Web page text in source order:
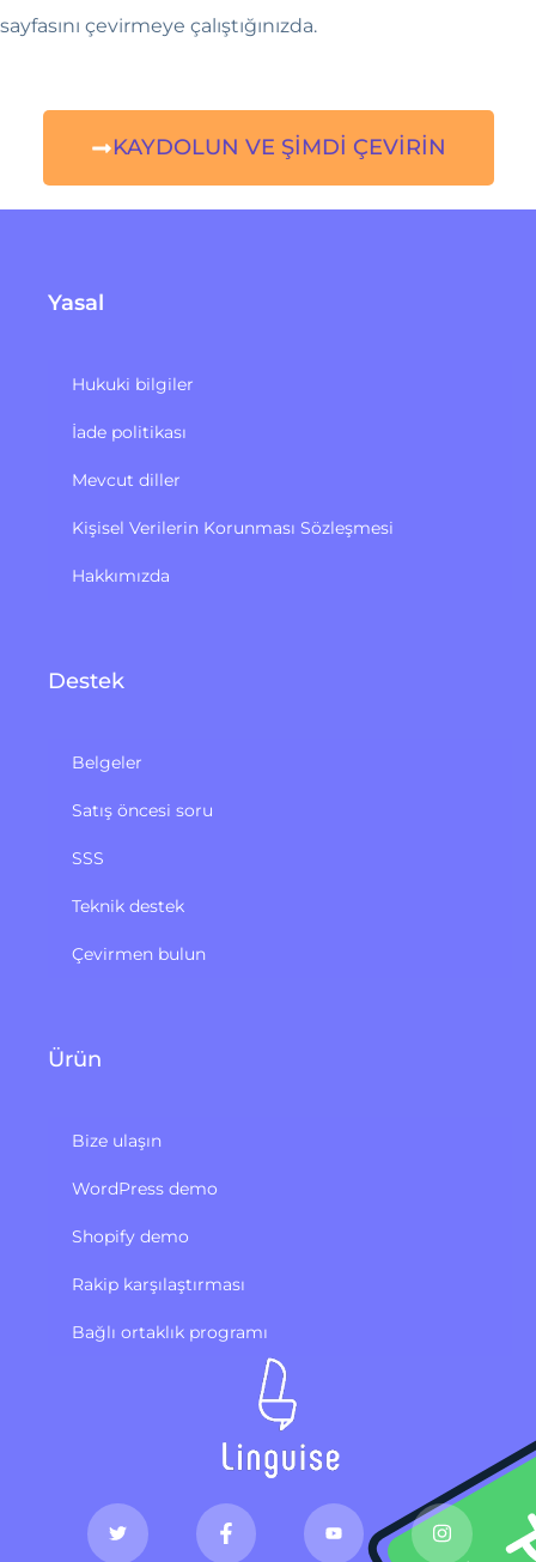
sayfasını çevirmeye çalıştığınızda.
KAYDOLUN VE ŞİMDİ ÇEVİRİN
Yasal
Hukuki bilgiler
İade politikası
Mevcut diller
Kişisel Verilerin Korunması Sözleşmesi
Hakkımızda
Destek
Belgeler
Satış öncesi soru
SSS
Teknik destek
Çevirmen bulun
Ürün
Bize ulaşın
WordPress demo
Shopify demo
Rakip karşılaştırması
Bağlı ortaklık programı